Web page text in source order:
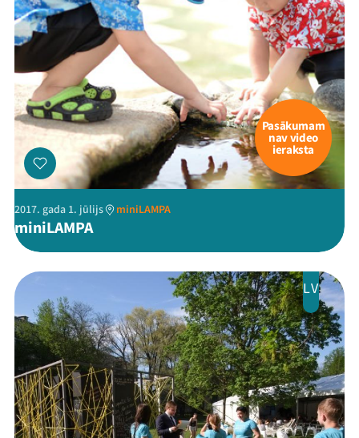
Pasākumam
nav video
ieraksta
2017. gada 1. jūlijs miniLAMPA
miniLAMPA
LV